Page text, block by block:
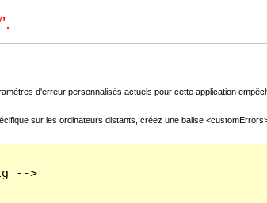
d'erreur personnalisés actuels pour cette application
sur les ordinateurs distants, créez une balise
-->